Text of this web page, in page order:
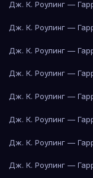
Дж. К. Роулинг —
Дж. К. Роулинг —
Дж. К. Роулинг —
Дж. К. Роулинг —
Дж. К. Роулинг —
Дж. К. Роулинг —
Дж. К. Роулинг —
Дж. К. Роулинг —